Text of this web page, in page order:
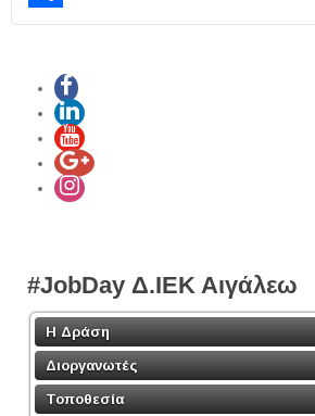
Share
#JobDay Δ.ΙΕΚ Αιγάλεω
Η Δράση
Διοργανωτές
Τοποθεσία